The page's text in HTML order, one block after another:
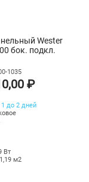
Wester
бок. подкл.
1035
₽
1 до 2 дней
Вт
м2